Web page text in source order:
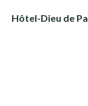
Hôtel-Dieu de